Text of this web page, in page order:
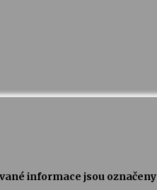
informace jsou označeny